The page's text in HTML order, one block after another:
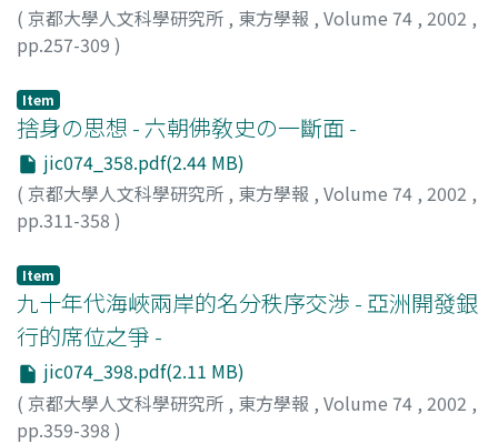
( 京都大學人文科學研究所 , 東方學報 , Volume 74 , 2002 ,
pp.257-309 )
Item
捨身の思想 - 六朝佛敎史の一斷面 -
jic074_358.pdf(2.44 MB)
( 京都大學人文科學研究所 , 東方學報 , Volume 74 , 2002 ,
pp.311-358 )
Item
九十年代海峽兩岸的名分秩序交渉 - 亞洲開發銀
行的席位之爭 -
jic074_398.pdf(2.11 MB)
( 京都大學人文科學研究所 , 東方學報 , Volume 74 , 2002 ,
pp.359-398 )